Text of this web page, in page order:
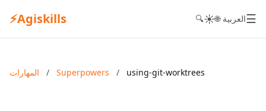
⚡Agiskills 🔍☀️ 🌐 العربية☰
المهارات / Superpowers / using-git-worktrees